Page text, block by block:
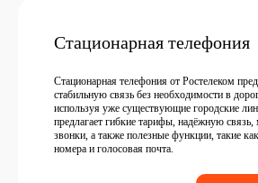
Стационарная телефония
Стационарная телефония от Ростелеком
стабильную связь без необходимости в
используя уже существующие городские
предлагает гибкие тарифы, надёжную
звонки, а также полезные функции, такие
номера и голосовая почта.